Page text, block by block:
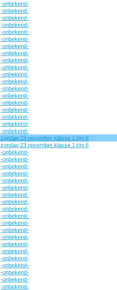
-onbekend-
-onbekend-
-onbekend-
-onbekend-
-onbekend-
-onbekend-
-onbekend-
-onbekend-
-onbekend-
-onbekend-
-onbekend-
-onbekend-
-onbekend-
-onbekend-
-onbekend-
-onbekend-
-onbekend-
-onbekend-
-onbekend-
zondag 23 november klasse 1 t/m 6
zondag 23 november klasse 1 t/m 6
-onbekend-
-onbekend-
-onbekend-
-onbekend-
-onbekend-
-onbekend-
-onbekend-
-onbekend-
-onbekend-
-onbekend-
-onbekend-
-onbekend-
-onbekend-
-onbekend-
-onbekend-
-onbekend-
-onbekend-
-onbekend-
-onbekend-
-onbekend-